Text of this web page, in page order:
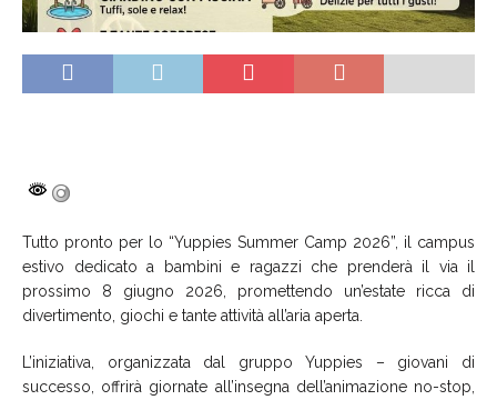
Tutto pronto per lo “Yuppies Summer Camp 2026”, il campus
estivo dedicato a bambini e ragazzi che prenderà il via il
prossimo 8 giugno 2026, promettendo un’estate ricca di
divertimento, giochi e tante attività all’aria aperta.
L’iniziativa, organizzata dal gruppo Yuppies – giovani di
successo, offrirà giornate all’insegna dell’animazione no-stop,